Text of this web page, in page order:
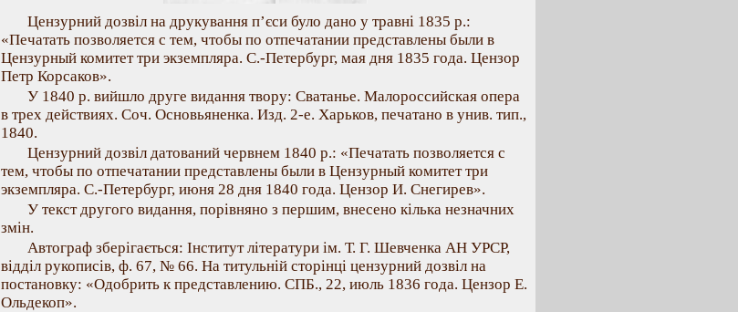
Цензурний дозвіл на друкування п’єси було дано у травні 1835 р.:
«Печатать позволяется с тем, чтобы по отпечатании представлены были в
Цензурный комитет три экземпляра. С.-Петербург, мая дня 1835 года. Цензор
Петр Корсаков».
У 1840 р. вийшло друге видання твору: Сватанье. Малороссийская опера
в трех действиях. Соч. Основьяненка. Изд. 2-е. Харьков, печатано в унив. тип.,
1840.
Цензурний дозвіл датований червнем 1840 р.: «Печатать позволяется с
тем, чтобы по отпечатании представлены были в Цензурный комитет три
экземпляра. С.-Петербург, июня 28 дня 1840 года. Цензор И. Снегирев».
У текст другого видання, порівняно з першим, внесено кілька незначних
змін.
Автограф зберігається: Інститут літератури ім. Т. Г. Шевченка АН УРСР,
відділ рукописів, ф. 67, № 66. На титульній сторінці цензурний дозвіл на
постановку: «Одобрить к представлению. СПБ., 22, июль 1836 года. Цензор Е.
Ольдекоп».